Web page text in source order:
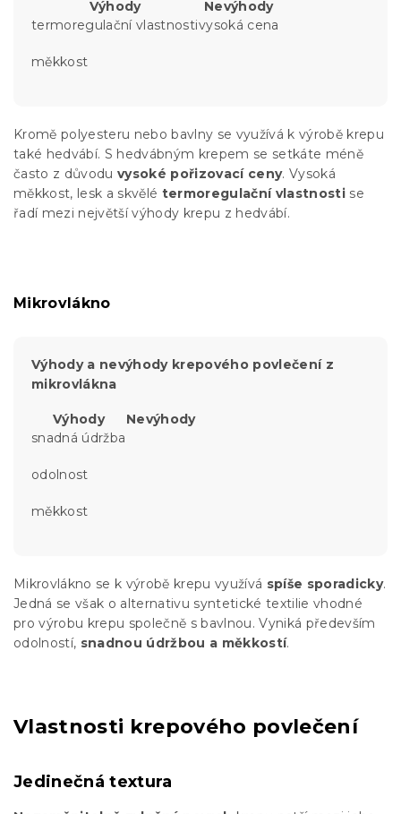
Výhody
Nevýhody
termoregulační vlastnostivysoká cena
měkkost
Kromě polyesteru nebo bavlny se využívá k výrobě krepu
také hedvábí. S hedvábným krepem se setkáte méně
často z důvodu vysoké pořizovací ceny. Vysoká
měkkost, lesk a skvělé termoregulační vlastnosti se
řadí mezi největší výhody krepu z hedvábí.
Mikrovlákno
Výhody a nevýhody krepového povlečení z
mikrovlákna
Výhody
Nevýhody
snadná údržba
odolnost
měkkost
Mikrovlákno se k výrobě krepu využívá spíše sporadicky.
Jedná se však o alternativu syntetické textilie vhodné
pro výrobu krepu společně s bavlnou. Vyniká především
odolností, snadnou údržbou a měkkostí.
Vlastnosti krepového povlečení
Jedinečná textura